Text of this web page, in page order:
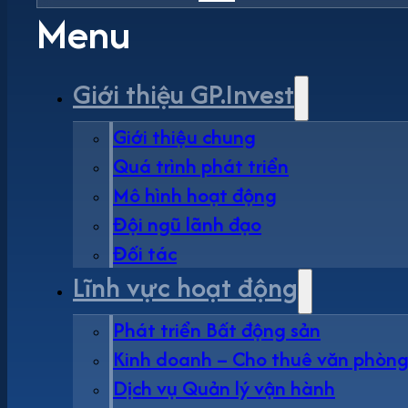
Menu
Giới thiệu GP.Invest
Giới thiệu chung
Quá trình phát triển
Mô hình hoạt động
Đội ngũ lãnh đạo
Đối tác
Lĩnh vực hoạt động
Phát triển Bất động sản
Kinh doanh – Cho thuê văn phòng
Dịch vụ Quản lý vận hành